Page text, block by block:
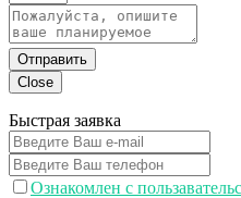
Отправить
Close
Быстрая заявка
Ознакомлен с